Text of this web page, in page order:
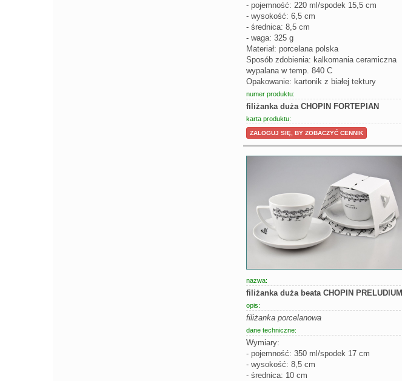
- pojemność: 220 ml/spodek 15,5 cm
- wysokość: 6,5 cm
- średnica: 8,5 cm
- waga: 325 g
Materiał: porcelana polska
Sposób zdobienia: kalkomania ceramiczna
wypalana w temp. 840 C
Opakowanie: kartonik z białej tektury
numer produktu:
filiżanka duża CHOPIN FORTEPIAN
karta produktu:
ZALOGUJ SIĘ, BY ZOBACZYĆ CENNIK
nazwa:
filiżanka duża beata CHOPIN PRELUDIUM
opis:
filiżanka porcelanowa
dane techniczne:
Wymiary:
- pojemność: 350 ml/spodek 17 cm
- wysokość: 8,5 cm
- średnica: 10 cm